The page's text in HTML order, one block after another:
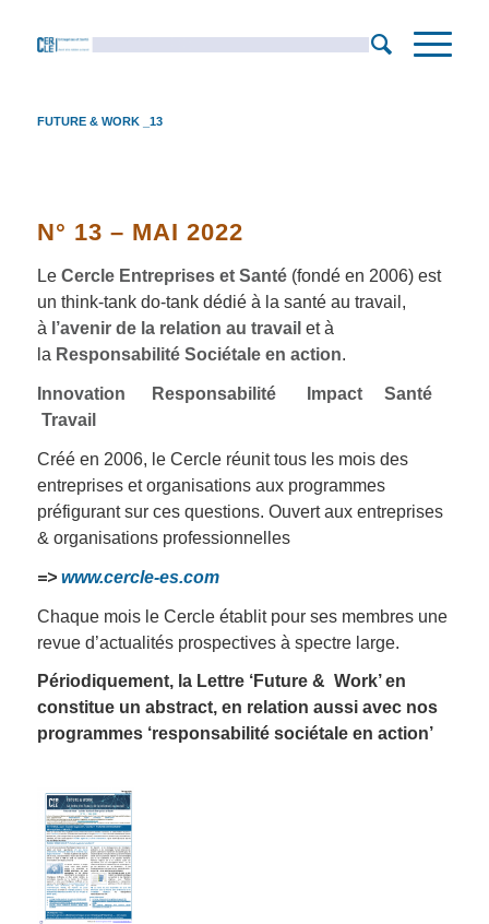
FUTURE & WORK _13
N° 13 – MAI 2022
Le Cercle Entreprises et Santé(fondé en 2006) est
un think-tank do-tank dédié à la santé au travail,
à l’avenir de la relation au travail et à
la Responsabilité Sociétale en action.
Innovation Responsabilité Impact Santé
Travail
Créé en 2006, le Cercle réunit tous les mois des
entreprises et organisations aux programmes
préfigurant sur ces questions. Ouvert aux entreprises
& organisations professionnelles
=> www.cercle-es.com
Chaque mois le Cercle établit pour ses membres une
revue d’actualités prospectives à spectre large.
Périodiquement, la Lettre ‘Future & Work’ en
constitue un abstract, en relation aussi avec nos
programmes ‘responsabilité sociétale en action’